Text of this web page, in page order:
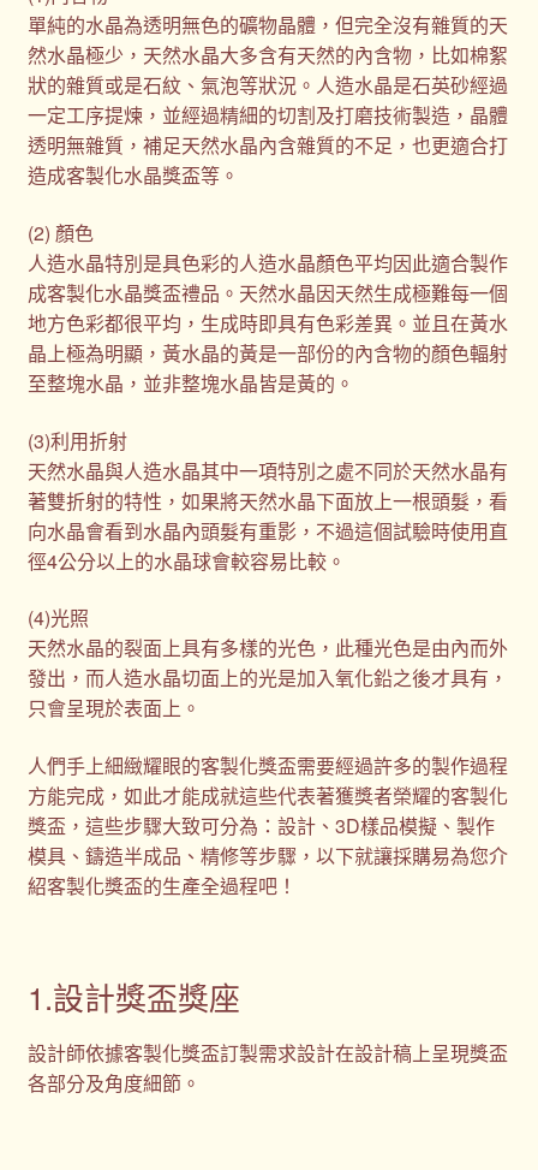
單純的水晶為透明無色的礦物晶體，但完全沒有雜質的天
然水晶極少，天然水晶大多含有天然的內含物，比如棉絮
狀的雜質或是石紋、氣泡等狀況。人造水晶是石英砂經過
一定工序提煉，並經過精細的切割及打磨技術製造，晶體
透明無雜質，補足天然水晶內含雜質的不足，也更適合打
造成客製化水晶獎盃等。
(2) 顏色
人造水晶特別是具色彩的人造水晶顏色平均因此適合製作
成客製化水晶獎盃禮品。天然水晶因天然生成極難每一個
地方色彩都很平均，生成時即具有色彩差異。並且在黃水
晶上極為明顯，黃水晶的黃是一部份的內含物的顏色輻射
至整塊水晶，並非整塊水晶皆是黃的。
(3)利用折射
天然水晶與人造水晶其中一項特別之處不同於天然水晶有
著雙折射的特性，如果將天然水晶下面放上一根頭髮，看
向水晶會看到水晶內頭髮有重影，不過這個試驗時使用直
徑4公分以上的水晶球會較容易比較。
(4)光照
天然水晶的裂面上具有多樣的光色，此種光色是由內而外
發出，而人造水晶切面上的光是加入氧化鉛之後才具有，
只會呈現於表面上。
人們手上細緻耀眼的客製化獎盃需要經過許多的製作過程
方能完成，如此才能成就這些代表著獲獎者榮耀的客製化
獎盃，這些步驟大致可分為：設計、3D樣品模擬、製作
模具、鑄造半成品、精修等步驟，以下就讓採購易為您介
紹客製化獎盃的生產全過程吧！
1.設計獎盃獎座
設計師依據客製化獎盃訂製需求設計在設計稿上呈現獎盃
各部分及角度細節。